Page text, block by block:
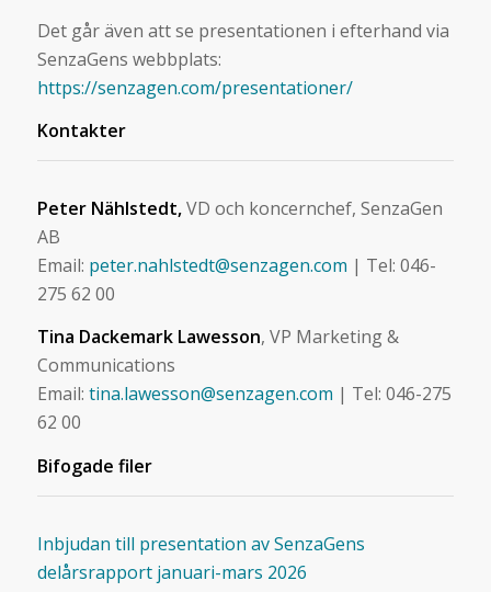
Det går även att se presentationen i efterhand via
SenzaGens webbplats:
https://senzagen.com/presentationer/
Kontakter
Peter Nählstedt,VD och koncernchef, SenzaGen
AB
Email: peter.nahlstedt@senzagen.com | Tel: 046-
275 62 00
Tina Dackemark Lawesson, VP Marketing &
Communications
Email: tina.lawesson@senzagen.com | Tel: 046-275
62 00
Bifogade filer
Inbjudan till presentation av SenzaGens
delårsrapport januari-mars 2026